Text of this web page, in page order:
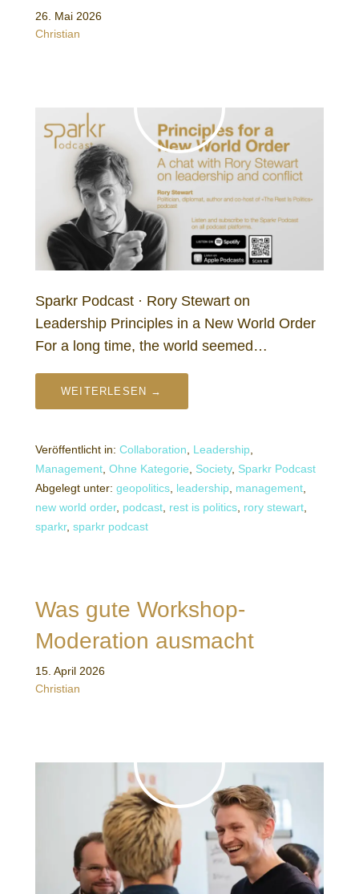
26. Mai 2026
Christian
Sparkr Podcast · Rory Stewart on
Leadership Principles in a New World Order
For a long time, the world seemed…
WEITERLESEN →
Veröffentlicht in: Collaboration Leadership
Management Ohne Kategorie Society, Sparkr Podcast
Abgelegt unter: geopolitics leadership management
new world order, podcast rest is politics rory stewart
sparkr, sparkr podcast
Was gute Workshop-
Moderation ausmacht
15. April 2026
Christian